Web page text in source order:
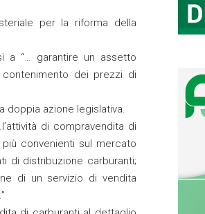
per la riforma della
a “… garantire un assetto
dei prezzi di
doppia azione legislativa.
di compravendita di
convenienti sul mercato
di distribuzione carburanti;
di un servizio di vendita